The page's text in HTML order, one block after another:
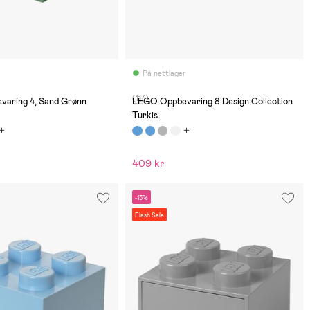
4, Sand Grønn
På nettlager
(117)
LEGO Oppbevaring 8 Design Collection
Turkis
409 kr
-13%
Flash Sale